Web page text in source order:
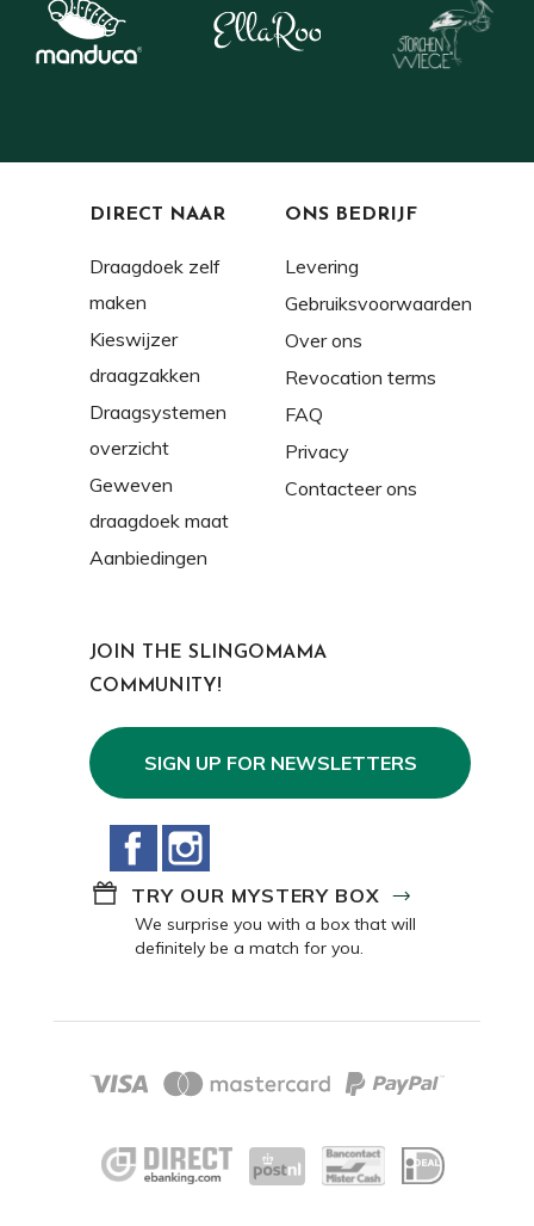
DIRECT NAAR
Draagdoek zelf
maken
Kieswijzer
draagzakken
Draagsystemen
overzicht
Geweven
draagdoek maat
Aanbiedingen
ONS BEDRIJF
Levering
Gebruiksvoorwaarden
Over ons
Revocation terms
FAQ
Privacy
Contacteer ons
JOIN THE SLINGOMAMA
COMMUNITY!
SIGN UP FOR NEWSLETTERS
Facebook
TRY OUR MYSTERY BOX
We surprise you with a box that will
definitely be a match for you.